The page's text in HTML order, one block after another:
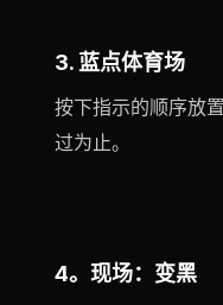
3. 蓝点体育场
按下指示的顺序放
过为止。
4。现场：变黑